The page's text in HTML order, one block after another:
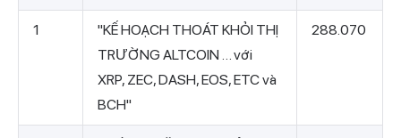
1
"KẾ HOẠCH THOÁT KHỎI THỊ
TRƯỜNG ALTCOIN … với
XRP, ZEC, DASH, EOS, ETC và
BCH"
288.070